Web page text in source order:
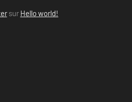
sur Hello world!